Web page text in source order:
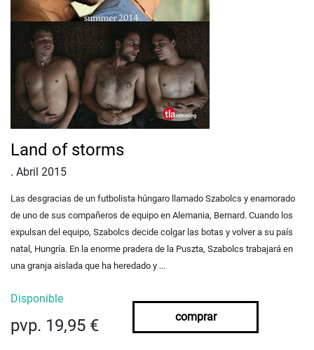
Land of storms
. Abril 2015
Las desgracias de un futbolista húngaro llamado Szabolcs y enamorado
de uno de sus compañeros de equipo en Alemania, Bernard. Cuando los
expulsan del equipo, Szabolcs decide colgar las botas y volver a su país
natal, Hungría. En la enorme pradera de la Puszta, Szabolcs trabajará en
una granja aislada que ha heredado y ...
Disponible
pvp. 19,95 € comprar